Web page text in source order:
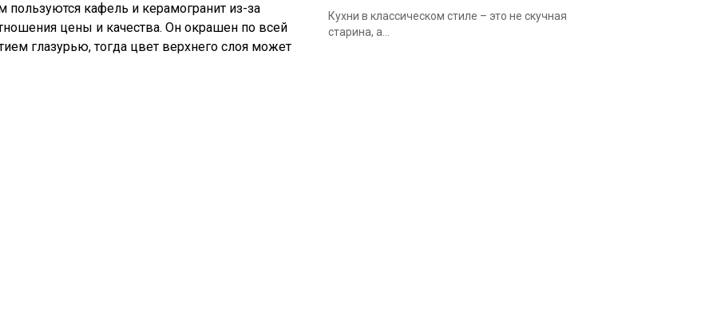
кафель и керамогранит из-за
цены и качества. Он окрашен по всей
глазурью, тогда цвет верхнего слоя может
Кухни в классическом стиле – это не скучная
старина, а...